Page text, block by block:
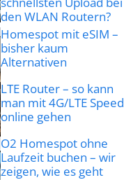
den WLAN Routern?
Homespot mit eSIM –
bisher kaum
Alternativen
LTE Router – so kann
man mit 4G/LTE Speed
online gehen
O2 Homespot ohne
Laufzeit buchen – wir
zeigen, wie es geht